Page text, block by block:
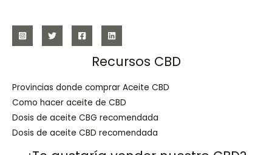
Recursos CBD
Provincias donde comprar Aceite CBD
Como hacer aceite de CBD
Dosis de aceite CBG recomendada
Dosis de aceite CBD recomendada